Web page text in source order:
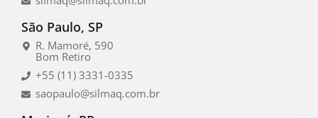
São Paulo, SP
R. Mamoré, 590
Bom Retiro
+55 (11) 3331-0335
saopaulo@silmaq.com.br